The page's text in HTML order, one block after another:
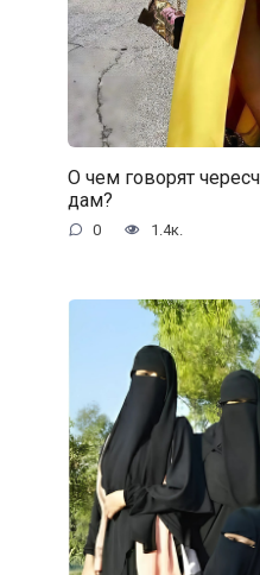
О чем говорят
дам?
0 1.4к.